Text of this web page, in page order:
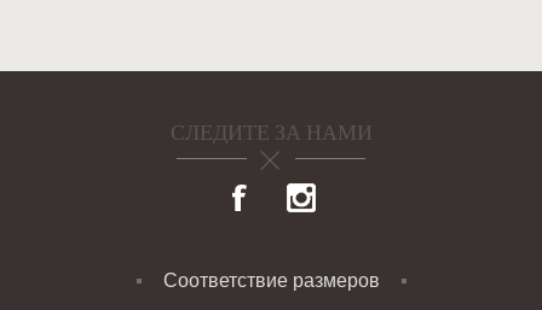
СЛЕДИТЕ ЗА НАМИ
Соответствие размеров